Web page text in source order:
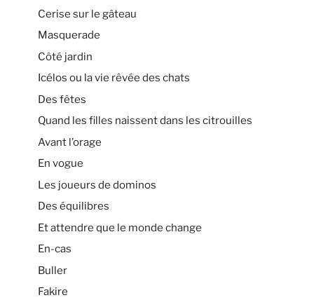
Cerise sur le gâteau
Masquerade
Côté jardin
Icélos ou la vie rêvée des chats
Des fêtes
Quand les filles naissent dans les citrouilles
Avant l’orage
En vogue
Les joueurs de dominos
Des équilibres
Et attendre que le monde change
En-cas
Buller
Fakire